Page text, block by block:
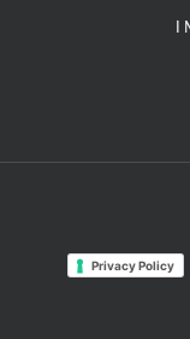
I
Privacy Policy